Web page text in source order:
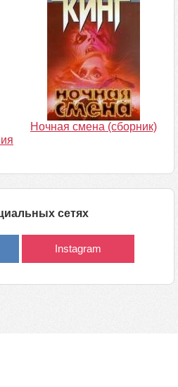
Ночная смена (сборник)
сетях
Instagram